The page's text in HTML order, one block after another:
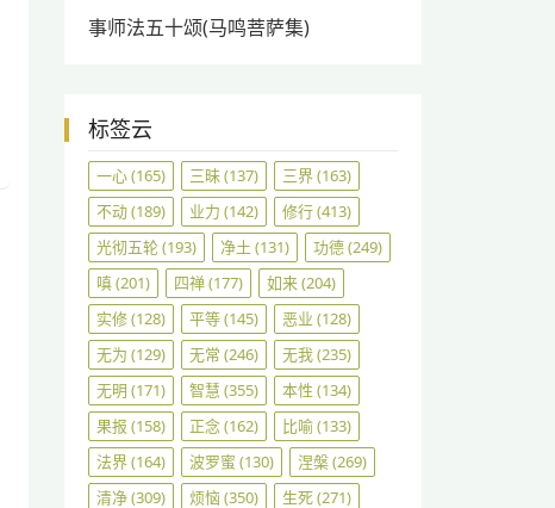
事师法五十颂(马鸣菩萨集)
标签云
一心(165) 三昧(137) 三界(163)
不动(189) 业力 (142) 修行(413)
光彻五轮(193) 净土 (131) 功德(249)
嗔(201) 四禅(177) 如来(204)
实修(128) 平等(145) 恶业 (128)
无为 (129) 无常 (246) 无我(235)
无明 (171) 智慧 (355) 本性 (134)
果报 (158) 正念(162) 比喻(133)
法界(164) 波罗蜜 (130) 涅槃(269)
清净(309) 烦恼(350) 生死(271)